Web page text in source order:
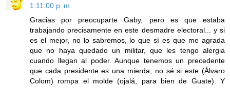
1:11:00 p. m.
Gracias por preocuparte Gaby, pero es que estaba
trabajando precisamente en este desmadre electoral... y si
es el mejor, no lo sabremos, lo que sí es que me agrada
que no haya quedado un militar, que les tengo alergia
cuando llegan al poder. Aunque tenemos un precedente
que cada presidente es una mierda, no sé si este (Álvaro
Colom) rompa el molde (ojalá, para bien de Guate). Y